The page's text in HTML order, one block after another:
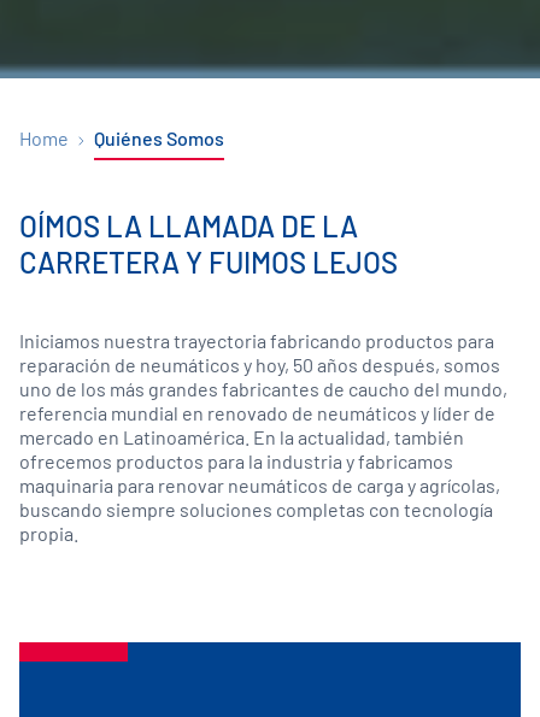
Home Quiénes Somos
OÍMOS LA LLAMADA DE LA
CARRETERA Y FUIMOS LEJOS
Iniciamos nuestra trayectoria fabricando productos para
reparación de neumáticos y hoy, 50 años después, somos
uno de los más grandes fabricantes de caucho del mundo,
referencia mundial en renovado de neumáticos y líder de
mercado en Latinoamérica. En la actualidad, también
ofrecemos productos para la industria y fabricamos
maquinaria para renovar neumáticos de carga y agrícolas,
buscando siempre soluciones completas con tecnología
propia.